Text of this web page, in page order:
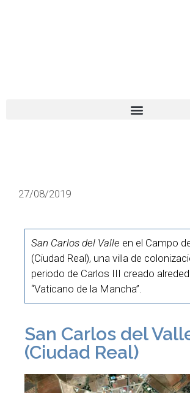
27/08/2019
San Carlos del Valle en el Campo
(Ciudad Real), una villa de
periodo de Carlos III creado
“Vaticano de la Mancha”.
San Carlos del
(Ciudad Real)